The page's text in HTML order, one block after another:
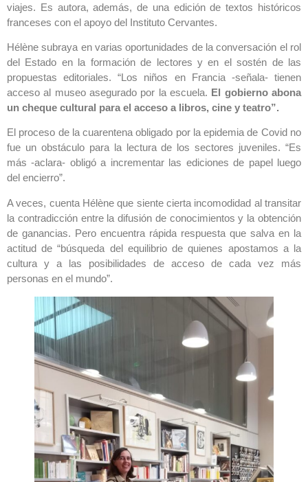
viajes. Es autora, además, de una edición de textos históricos
franceses con el apoyo del Instituto Cervantes.
Hélène subraya en varias oportunidades de la conversación el rol
del Estado en la formación de lectores y en el sostén de las
propuestas editoriales. “Los niños en Francia -señala- tienen
acceso al museo asegurado por la escuela. El gobierno abona
un cheque cultural para el acceso a libros, cine y teatro”.
El proceso de la cuarentena obligado por la epidemia de Covid no
fue un obstáculo para la lectura de los sectores juveniles. “Es
más -aclara- obligó a incrementar las ediciones de papel luego
del encierro”.
A veces, cuenta Hélène que siente cierta incomodidad al transitar
la contradicción entre la difusión de conocimientos y la obtención
de ganancias. Pero encuentra rápida respuesta que salva en la
actitud de “búsqueda del equilibrio de quienes apostamos a la
cultura y a las posibilidades de acceso de cada vez más
personas en el mundo”.